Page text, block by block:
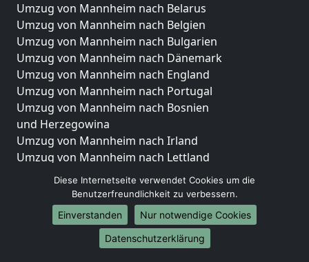
Umzug von Mannheim nach Belarus
Umzug von Mannheim nach Belgien
Umzug von Mannheim nach Bulgarien
Umzug von Mannheim nach Dänemark
Umzug von Mannheim nach England
Umzug von Mannheim nach Portugal
Umzug von Mannheim nach Bosnien
und Herzegowina
Umzug von Mannheim nach Irland
Umzug von Mannheim nach Lettland
Umzug von Mannheim nach Zypern
Umzug von Mannheim nach Kroatien
Umzug von Mannheim nach Estland
Umzug von Mannheim nach Finnland
Umzug von Mannheim nach Frankreich
Diese Internetseite verwendet Cookies um die
Benutzerfreundlichkeit zu verbessern.
Einverstanden
Nur notwendige Cookies
Datenschutzerklärung